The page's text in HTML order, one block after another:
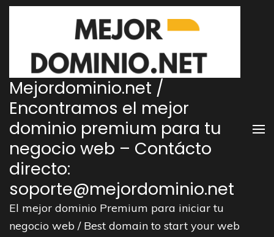
Saltar
(presiona
tecla
Intro)
Mejordominio.net /
Encontramos el mejor
dominio premium para tu
negocio web – Contácto
directo:
soporte@mejordominio.net
El mejor dominio Premium para iniciar tu
negocio web / Best domain to start your web